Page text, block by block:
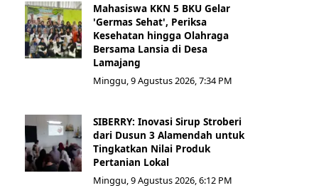
Mahasiswa KKN 5 BKU Gelar
'Germas Sehat', Periksa
Kesehatan hingga Olahraga
Bersama Lansia di Desa
Lamajang
Minggu, 9 Agustus 2026, 7:34 PM
SIBERRY: Inovasi Sirup Stroberi
dari Dusun 3 Alamendah untuk
Tingkatkan Nilai Produk
Pertanian Lokal
Minggu, 9 Agustus 2026, 6:12 PM